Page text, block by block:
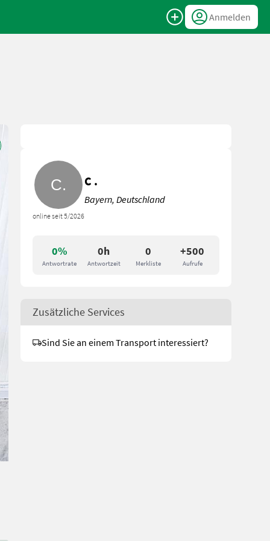
Anmelden
0%
Antwortrate
0h
Antwortzeit
0
Merkliste
+500
Aufrufe
online seit 5/2026
C .
Bayern, Deutschland
Zusätzliche Services
Sind Sie an einem Transport interessiert?